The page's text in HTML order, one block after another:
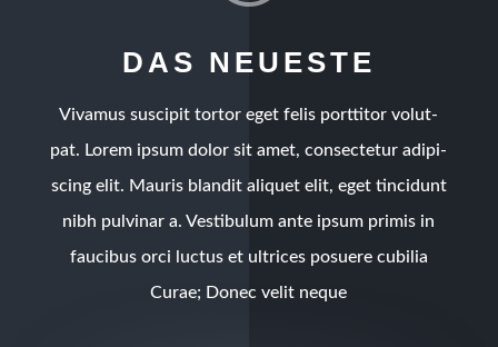
DAS NEU­ES­TE
Viva­mus sus­ci­pit tor­tor eget felis port­ti­tor volut­
pat. Lorem ipsum dolor sit amet, con­sec­te­tur adi­pi­
scing elit. Mau­ris blan­dit ali­quet elit, eget tin­cidunt
nibh pul­vi­nar a. Ves­ti­bu­lum ante ipsum pri­mis in
fau­ci­bus orci luc­tus et ultri­ces posue­re cubi­lia
Curae; Donec velit neque